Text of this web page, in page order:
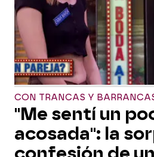
CON TRANCAS Y
"Me sentí un
acosada": la